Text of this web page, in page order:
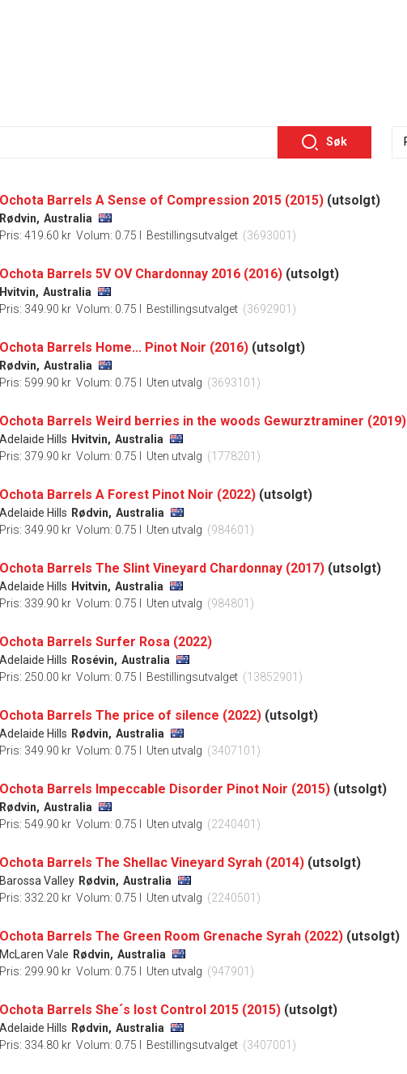
Søk
Ochota Barrels A Sense of Compression 2015 (2015) (utsolgt)
Rødvin, Australia
Pris: 419.60 kr Volum: 0.75 l Bestillingsutvalget (3693001)
Ochota Barrels 5V OV Chardonnay 2016 (2016) (utsolgt)
Hvitvin, Australia
Pris: 349.90 kr Volum: 0.75 l Bestillingsutvalget (3692901)
Ochota Barrels Home... Pinot Noir (2016) (utsolgt)
Rødvin, Australia
Pris: 599.90 kr Volum: 0.75 l Uten utvalg (3693101)
Ochota Barrels Weird berries in the woods Gewurztraminer (2019)
Adelaide Hills Hvitvin, Australia
Pris: 379.90 kr Volum: 0.75 l Uten utvalg (1778201)
Ochota Barrels A Forest Pinot Noir (2022) (utsolgt)
Adelaide Hills Rødvin, Australia
Pris: 349.90 kr Volum: 0.75 l Uten utvalg (984601)
Ochota Barrels The Slint Vineyard Chardonnay (2017) (utsolgt)
Adelaide Hills Hvitvin, Australia
Pris: 339.90 kr Volum: 0.75 l Uten utvalg (984801)
Ochota Barrels Surfer Rosa (2022)
Adelaide Hills Rosévin, Australia
Pris: 250.00 kr Volum: 0.75 l Bestillingsutvalget (13852901)
Ochota Barrels The price of silence (2022) (utsolgt)
Adelaide Hills Rødvin, Australia
Pris: 349.90 kr Volum: 0.75 l Uten utvalg (3407101)
Ochota Barrels Impeccable Disorder Pinot Noir (2015) (utsolgt)
Rødvin, Australia
Pris: 549.90 kr Volum: 0.75 l Uten utvalg (2240401)
Ochota Barrels The Shellac Vineyard Syrah (2014) (utsolgt)
Barossa Valley Rødvin, Australia
Pris: 332.20 kr Volum: 0.75 l Uten utvalg (2240501)
Ochota Barrels The Green Room Grenache Syrah (2022) (utsolgt)
McLaren Vale Rødvin, Australia
Pris: 299.90 kr Volum: 0.75 l Uten utvalg (947901)
Ochota Barrels She´s lost Control 2015 (2015) (utsolgt)
Adelaide Hills Rødvin, Australia
Pris: 334.80 kr Volum: 0.75 l Bestillingsutvalget (3407001)